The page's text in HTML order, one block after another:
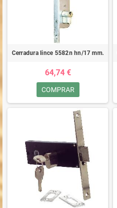
Cerradura lince 5582n hn/17 mm.
64,74 €
COMPRAR